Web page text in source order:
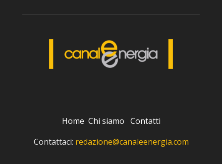
Home Chi siamo Contatti
Contattaci: redazione@canaleenergia.com